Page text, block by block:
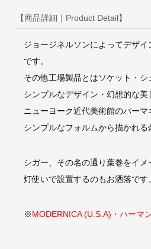
【商品詳細｜Product Detail】
ジョージネルソンによってデザ
です。
その他工場製品とはソケット・シ
シンプルなデザイン・幻想的な
ニューヨーク近代美術館のパーマ
シンプルなフォルムから描かれる
シガー、その名の通り葉巻をイ
灯使いで設置するのもお洒落です。
※MODERNICA (U.S.A)・ハーマ